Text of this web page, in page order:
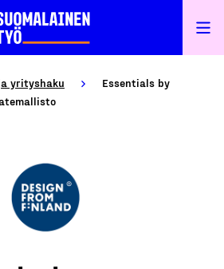
yrityshaku
Essentials by